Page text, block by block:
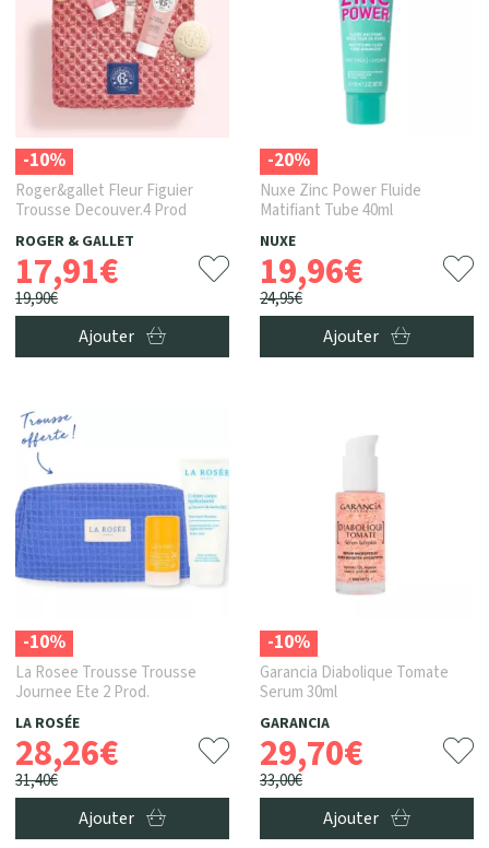
-10%
Roger&gallet Fleur Figuier
Trousse Decouver.4 Prod
ROGER & GALLET
17,91€
19,90€
Ajouter
-20%
Nuxe Zinc Power Fluide
Matifiant Tube 40ml
NUXE
19,96€
24,95€
Ajouter
-10%
La Rosee Trousse Trousse
Journee Ete 2 Prod.
LA ROSÉE
28,26€
31,40€
Ajouter
-10%
Garancia Diabolique Tomate
Serum 30ml
GARANCIA
29,70€
33,00€
Ajouter